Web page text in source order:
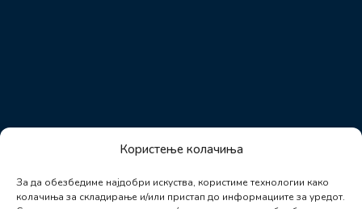
Користење колачиња
За да обезбедиме најдобри искуства, користиме технологии како
колачиња за складирање и/или пристап до информациите за уредот.